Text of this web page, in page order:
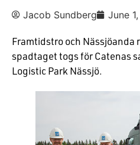
Jacob Sundberg June
Framtidstro och Nässjöanda
spadtaget togs för Catenas
Logistic Park Nässjö.